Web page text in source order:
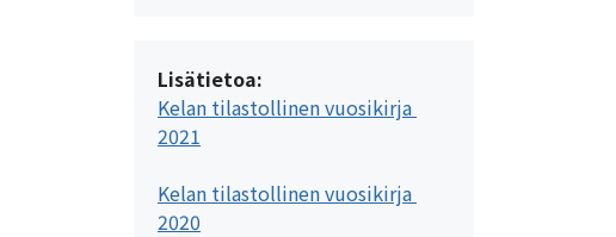
Lisätietoa:
Kelan tilastollinen vuosikirja
2021
Kelan tilastollinen vuosikirja
2020